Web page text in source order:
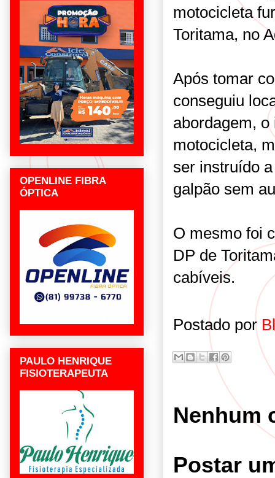
motocicleta
Toritama, no
Após tomar
conseguiu
abordagem,
motocicleta,
ser instruído
galpão sem
O mesmo foi
DP de
cabíveis.
Postado por
Nenhum
Postar
OPENLINE FIBRA
ÓPTICA
PAULO HENRIQUE
FISIOTERAPEUTA